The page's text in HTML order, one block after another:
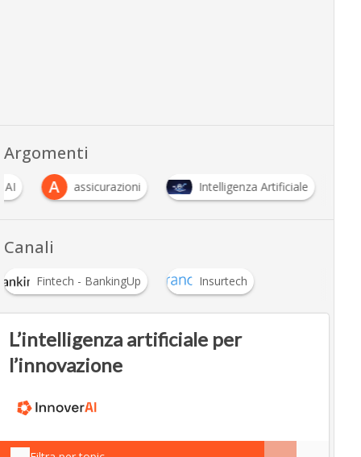
Argomenti
AI A assicurazioni Intelligenza Artificiale
Canali
Fintech - BankingUp Insurtech
L’intelligenza artificiale per
l’innovazione